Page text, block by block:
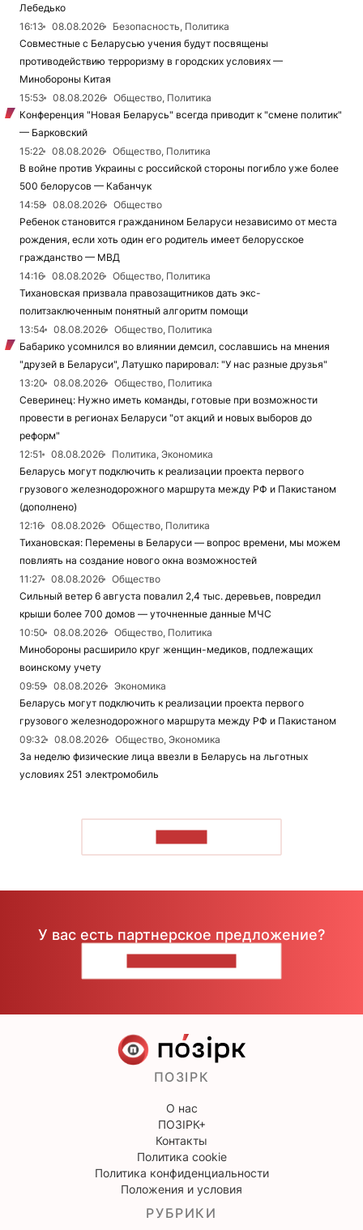
Лебедько
16:13
08.08.2026
Безопасность, Политика
Совместные с Беларусью учения будут посвящены
противодействию терроризму в городских условиях —
Минобороны Китая
15:53
08.08.2026
Общество, Политика
Конференция "Новая Беларусь" всегда приводит к "смене политик"
— Барковский
15:22
08.08.2026
Общество, Политика
В войне против Украины с российской стороны погибло уже более
500 белорусов — Кабанчук
14:58
08.08.2026
Общество
Ребенок становится гражданином Беларуси независимо от места
рождения, если хоть один его родитель имеет белорусское
гражданство — МВД
14:16
08.08.2026
Общество, Политика
Тихановская призвала правозащитников дать экс-
политзаключенным понятный алгоритм помощи
13:54
08.08.2026
Общество, Политика
Бабарико усомнился во влиянии демсил, сославшись на мнения
"друзей в Беларуси", Латушко парировал: "У нас разные друзья"
13:20
08.08.2026
Общество, Политика
Северинец: Нужно иметь команды, готовые при возможности
провести в регионах Беларуси "от акций и новых выборов до
реформ"
12:51
08.08.2026
Политика, Экономика
Беларусь могут подключить к реализации проекта первого
грузового железнодорожного маршрута между РФ и Пакистаном
(дополнено)
12:16
08.08.2026
Общество, Политика
Тихановская: Перемены в Беларуси — вопрос времени, мы можем
повлиять на создание нового окна возможностей
11:27
08.08.2026
Общество
Сильный ветер 6 августа повалил 2,4 тыс. деревьев, повредил
крыши более 700 домов — уточненные данные МЧС
10:50
08.08.2026
Общество, Политика
Минобороны расширило круг женщин-медиков, подлежащих
воинскому учету
09:59
08.08.2026
Экономика
Беларусь могут подключить к реализации проекта первого
грузового железнодорожного маршрута между РФ и Пакистаном
09:32
08.08.2026
Общество, Экономика
За неделю физические лица ввезли в Беларусь на льготных
условиях 251 электромобиль
У вас есть партнерское предложение?
ПОЗІРК
О нас
ПОЗІРК+
Контакты
Политика cookie
Политика конфиденциальности
Положения и условия
РУБРИКИ